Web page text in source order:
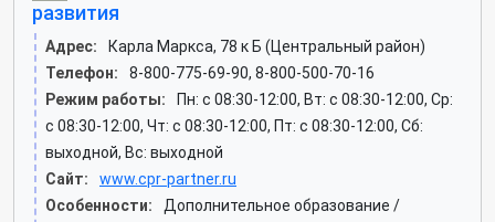
развития
Адрес:
Карла Маркса, 78 к Б (Центральный район)
Телефон:
8-800-775-69-90, 8-800-500-70-16
Режим работы:
Пн: c 08:30-12:00, Вт: c 08:30-12:00, Ср:
c 08:30-12:00, Чт: c 08:30-12:00, Пт: c 08:30-12:00, Сб:
выходной, Вс: выходной
Сайт:
www.cpr-partner.ru
Особенности:
Дополнительное образование /